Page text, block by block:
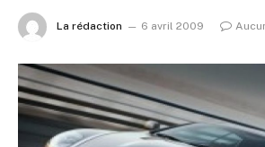
La rédaction 6 avril 2009